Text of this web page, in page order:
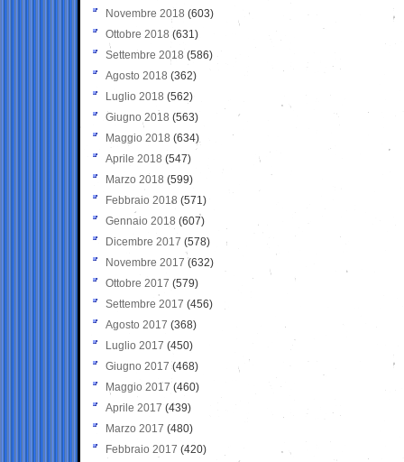
Novembre 2018 (603)
Ottobre 2018 (631)
Settembre 2018 (586)
Agosto 2018 (362)
Luglio 2018 (562)
Giugno 2018 (563)
Maggio 2018 (634)
Aprile 2018 (547)
Marzo 2018 (599)
Febbraio 2018 (571)
Gennaio 2018 (607)
Dicembre 2017 (578)
Novembre 2017 (632)
Ottobre 2017 (579)
Settembre 2017 (456)
Agosto 2017 (368)
Luglio 2017 (450)
Giugno 2017 (468)
Maggio 2017 (460)
Aprile 2017 (439)
Marzo 2017 (480)
Febbraio 2017 (420)